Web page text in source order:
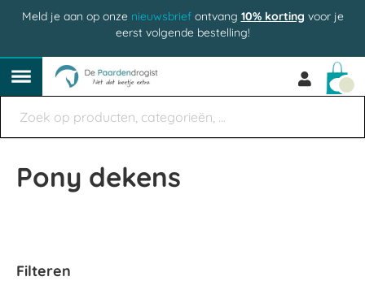
Meld je aan op onze nieuwsbriefontvang 10% korting voor je
eerst volgende bestelling!
Pony dekens
Filteren